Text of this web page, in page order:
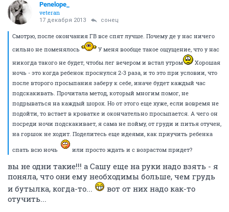
Penelope_
veteran
17 декабря 2013 сонец
Смотрю, после окончания ГВ все спят лучше. Почему де у нас ничего
сильно не поменялось
У меня вообще такое ощущение, что у нас
никогда такого не будет, чтобы лег вечером и встал утром
Хорошая
ночь - это когда ребенок проснулся 2-3 раза, и то это при условии, что
после второго просыпания заберу к себе, иначе будет каждый час
подскакивать. Прочитала метод, который многим помог, не
подрываться на каждый шорох. Но от этого еще хуже, если вовремя не
подойти, то встает в кроватке и окончательно просыпается. А чего он
посреди ночи подскакивает, я сама не пойму, от груди и питья отучен,
на горшок не ходит. Поделитесь еще идеями, как приучить ребенка
спать всю ночь или просто ждать и с возрастом придет?
вы не одни такие!!! а Сашу еще на руки надо взять - я
поняла, что они ему необходимы больше, чем грудь
и бутылка, когда-то...
вот от них надо как-то
отучить...